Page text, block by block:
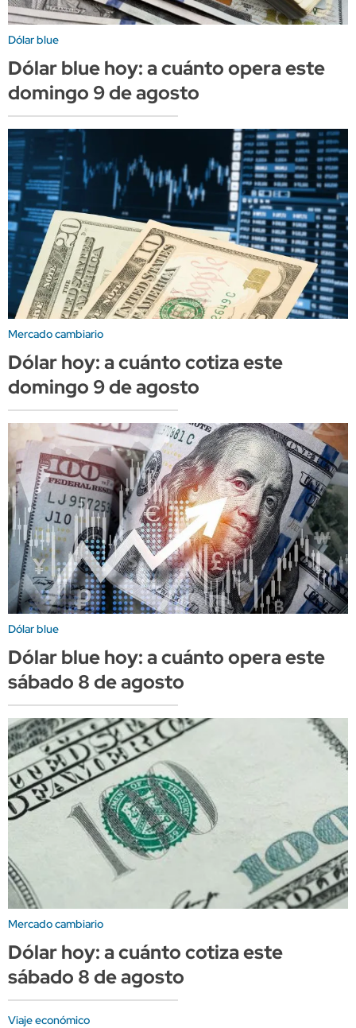
Dólar blue
Dólar blue hoy: a cuánto opera este
domingo 9 de agosto
Mercado cambiario
Dólar hoy: a cuánto cotiza este
domingo 9 de agosto
Dólar blue
Dólar blue hoy: a cuánto opera este
sábado 8 de agosto
Mercado cambiario
Dólar hoy: a cuánto cotiza este
sábado 8 de agosto
Viaje económico